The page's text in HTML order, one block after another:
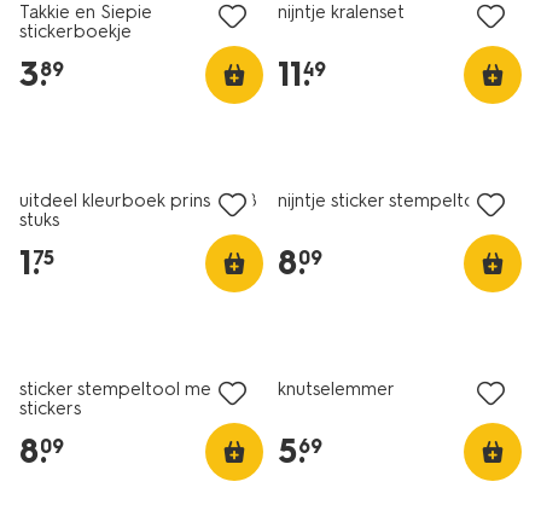
Takkie en Siepie
stickerboekje
3.
89
nijntje kralenset
11.
49
uitdeel kleurboek prinses - 8
stuks
1.
75
nijntje sticker stempeltool
8.
09
sticker stempeltool met
stickers
8.
09
knutselemmer
5.
69